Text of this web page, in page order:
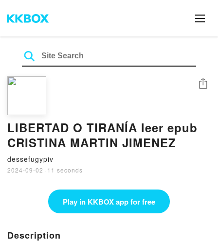
LIBERTAD O TIRANÍA leer epub
CRISTINA MARTIN JIMENEZ
dessefugypiv
2024-09-02 · 11 seconds
Share
Play in KKBOX app for free
Description